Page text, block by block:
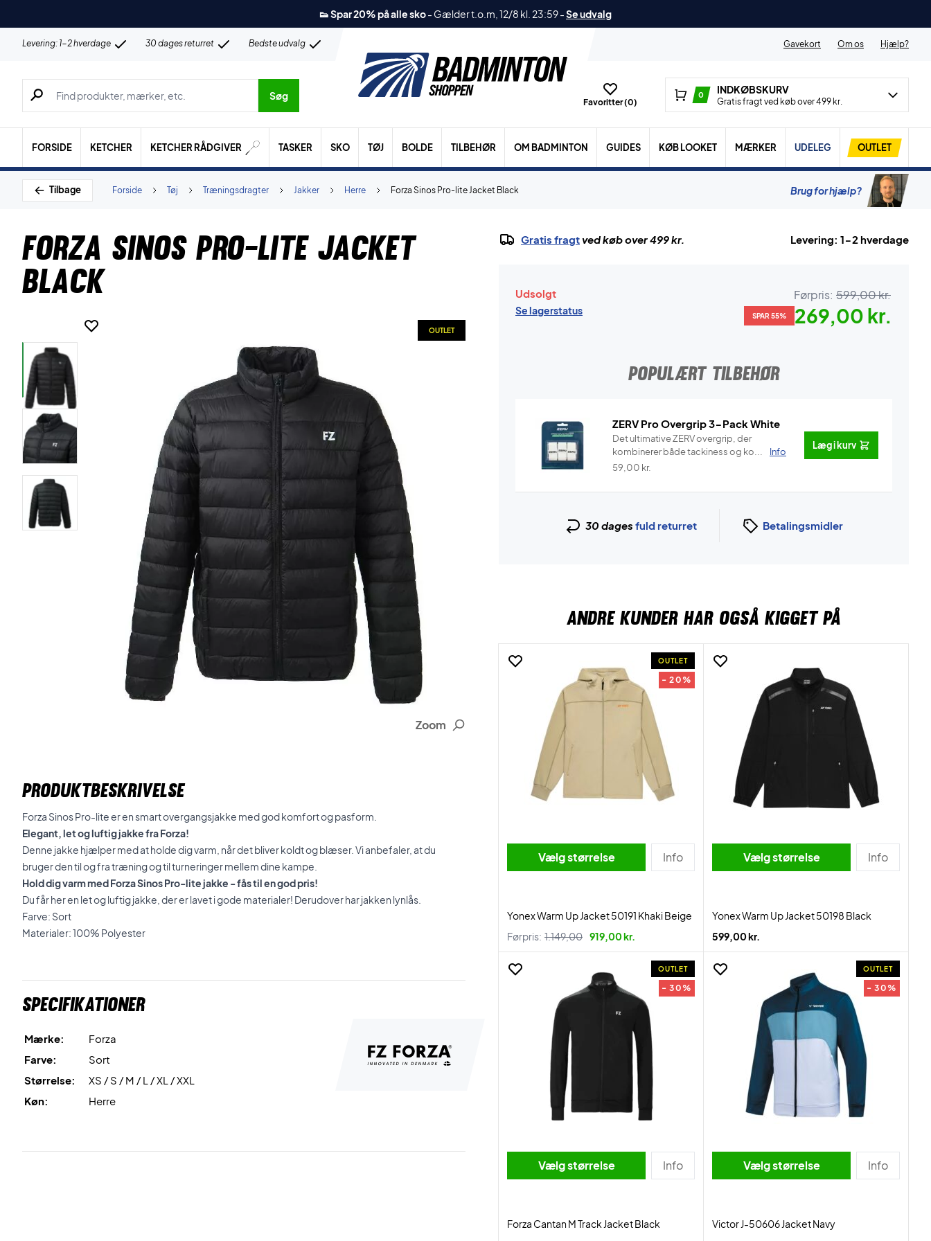
👟 Spar 20% på alle sko- Gælder t.o.m, 12/8 kl. 23:59-Se udvalg
Levering: 1-2 hverdage 30 dages returret Bedste udvalg Gavekort Om os Hjælp?
Søg efter produkter, mærker etc.
Søg
Favoritter (0)
0 INDKØBSKURV
Gratis fragt ved køb over 499 kr.
FORSIDE KETCHER KETCHER RÅDGIVER TASKER SKO TØJ BOLDE TILBEHØR OM BADMINTON GUIDES KØB LOOKET MÆRKER UDELEG OUTLET
Tilbage Forza Sinos Pro-lite Jacket Black
Herre
Jakker
Træningsdragter
Tøj
Forside Brug for hjælp?
Forza Sinos Pro-lite Jacket
Black
Zoom
OUTLET
PRODUKTBESKRIVELSE
Forza Sinos Pro-lite er en smart overgangsjakke med god komfort og pasform.
Elegant, let og luftig jakke fra Forza!
Denne jakke hjælper med at holde dig varm, når det bliver koldt og blæser. Vi anbefaler, at du
bruger den til og fra træning og til turneringer mellem dine kampe.
Hold dig varm med Forza Sinos Pro-lite jakke - fås til en god pris!
Du får her en let og luftig jakke, der er lavet i gode materialer! Derudover har jakken lynlås.
Farve: Sort
Materialer: 100% Polyester
Specifikationer
Mærke:
Forza
Farve:
Sort
Størrelse:
XS / S / M / L / XL / XXL
Køn:
Herre
Gratis fragtved køb over 499 kr. Levering: 1-2 hverdage
Udsolgt
Se lagerstatus
Førpris: 599,00 kr.
SPAR 55% 269,00 kr.
POPULÆRT TILBEHØR
ZERV Pro Overgrip 3-Pack White
Det ultimative ZERV overgrip, der
kombinerer både tackiness og ko...
Info
59,00 kr.
Læg i kurv
30 dages fuld returret Betalingsmidler
ANDRE KUNDER HAR OGSÅ KIGGET PÅ
OUTLET
- 20%
Vælg størrelse Info
Yonex Warm Up Jacket 50191 Khaki Beige
Førpris: 1.149,00 919,00 kr.
Vælg størrelse Info
Yonex Warm Up Jacket 50198 Black
599,00 kr.
OUTLET
- 30%
Vælg størrelse Info
Forza Cantan M Track Jacket Black
OUTLET
- 30%
Vælg størrelse Info
Victor J-50606 Jacket Navy